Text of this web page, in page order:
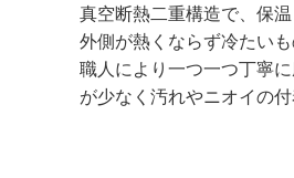
真空断熱二重構造で、保
外側が熱くならず冷たい
職人により一つ一つ丁寧
が少なく汚れやニオイの付